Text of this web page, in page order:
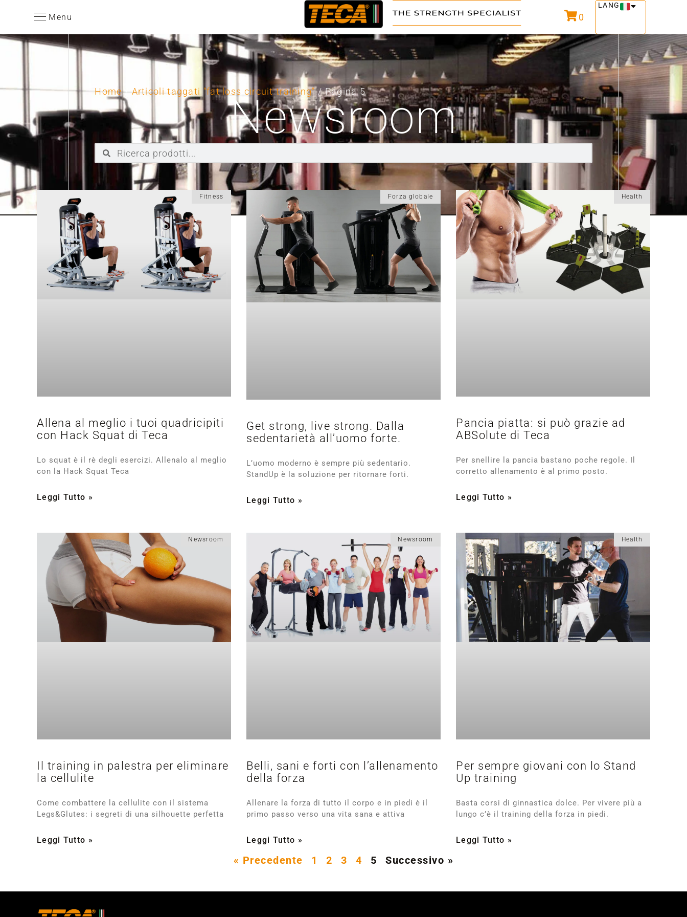
Menu 0
LANG
Home/Articoli taggati “fat loss circuit training”/ Pagina 5
Newsroom
Fitness
Allena al meglio i tuoi quadricipiti
con Hack Squat di Teca
Lo squat è il rè degli esercizi. Allenalo al meglio
con la Hack Squat Teca
Leggi Tutto »
Forza globale
Get strong, live strong. Dalla
sedentarietà all’uomo forte.
L’uomo moderno è sempre più sedentario.
StandUp è la soluzione per ritornare forti.
Leggi Tutto »
Health
Pancia piatta: si può grazie ad
ABSolute di Teca
Per snellire la pancia bastano poche regole. Il
corretto allenamento è al primo posto.
Leggi Tutto »
Newsroom
Il training in palestra per eliminare
la cellulite
Come combattere la cellulite con il sistema
Legs&Glutes: i segreti di una silhouette perfetta
Leggi Tutto »
Newsroom
Belli, sani e forti con l’allenamento
della forza
Allenare la forza di tutto il corpo e in piedi è il
primo passo verso una vita sana e attiva
Leggi Tutto »
Health
Per sempre giovani con lo Stand
Up training
Basta corsi di ginnastica dolce. Per vivere più a
lungo c’è il training della forza in piedi.
Leggi Tutto »
« Precedente 1 2 3 4 5 Successivo »